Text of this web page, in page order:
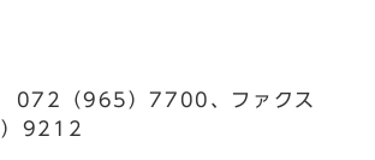
072（965）7700、ファクス
9212